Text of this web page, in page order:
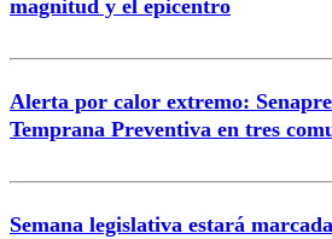
magnitud y el epicentro
Alerta por calor extremo:
Temprana Preventiva en tres
Semana legislativa estará